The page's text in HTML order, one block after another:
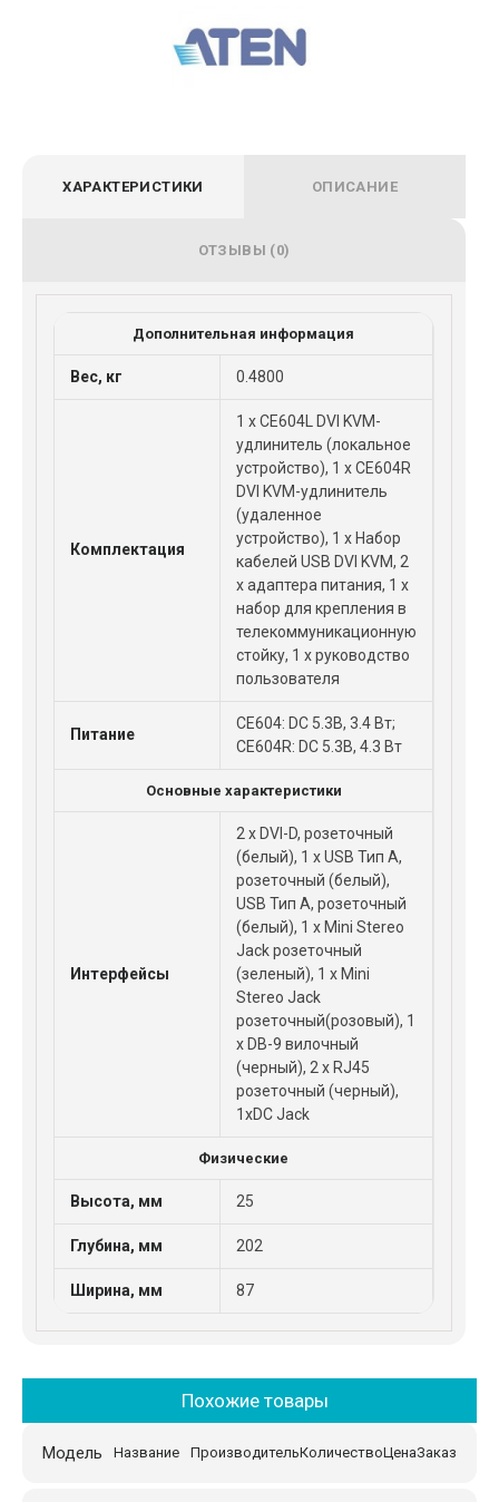
ХАРАКТЕРИСТИКИ ОПИСАНИЕ
ОТЗЫВЫ (0)
Дополнительная информация
Вес, кг 0.4800
Комплектация
1 x CE604L DVI KVM-
удлинитель (локальное
устройство), 1 x CE604R
DVI KVM-удлинитель
(удаленное
устройство), 1 x Набор
кабелей USB DVI KVM, 2
x адаптера питания, 1 x
набор для крепления в
телекоммуникационную
стойку, 1 x руководство
пользователя
Питание
CE604: DC 5.3В, 3.4 Вт;
CE604R: DC 5.3В, 4.3 Вт
Основные характеристики
Интерфейсы
2 х DVI-D, розеточный
(белый), 1 x USB Тип А,
розеточный (белый),
USB Тип А, розеточный
(белый), 1 х Mini Stеreo
Jack розеточный
(зеленый), 1 х Mini
Stеreo Jack
розеточный(розовый), 1
х DB-9 вилочный
(черный), 2 х RJ45
розеточный (черный),
1хDC Jack
Физические
Высота, мм 25
Глубина, мм 202
Ширина, мм 87
Похожие товары
Название Производитель
Модель КоличествоЦенаЗаказ